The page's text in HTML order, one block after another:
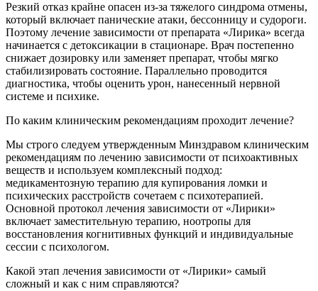
Резкий отказ крайне опасен из-за тяжелого синдрома отмены,
который включает панические атаки, бессонницу и судороги.
Поэтому лечение зависимости от препарата «Лирика» всегда
начинается с детоксикации в стационаре. Врач постепенно
снижает дозировку или заменяет препарат, чтобы мягко
стабилизировать состояние. Параллельно проводится
диагностика, чтобы оценить урон, нанесенный нервной
системе и психике.
По каким клиническим рекомендациям проходит лечение?
Мы строго следуем утвержденным Минздравом клиническим
рекомендациям по лечению зависимости от психоактивных
веществ и используем комплексный подход:
медикаментозную терапию для купирования ломки и
психических расстройств сочетаем с психотерапией.
Основной протокол лечения зависимости от «Лирики»
включает заместительную терапию, ноотропы для
восстановления когнитивных функций и индивидуальные
сессии с психологом.
Какой этап лечения зависимости от «Лирики» самый
сложный и как с ним справляются?